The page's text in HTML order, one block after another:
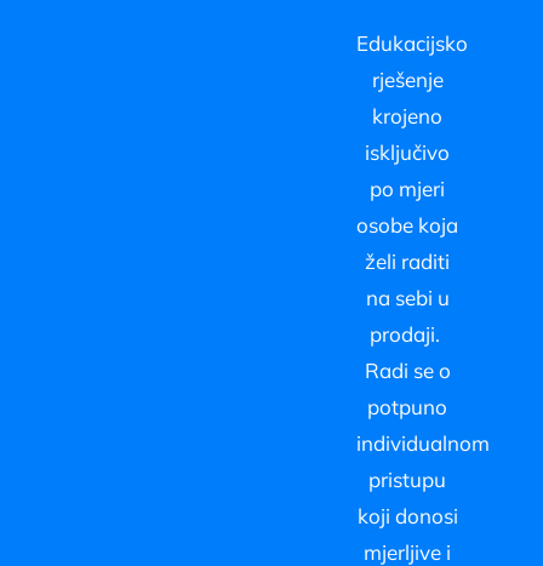
Edukacijsko
rješenje
krojeno
isključivo
po mjeri
osobe koja
želi raditi
na sebi u
prodaji.
Radi se o
potpuno
individualnom
pristupu
koji donosi
mjerljive i